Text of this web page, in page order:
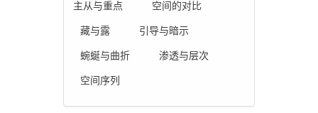
主从与重点
空间的对比
藏与露
引导与暗示
蜿蜒与曲折
渗透与层次
空间序列